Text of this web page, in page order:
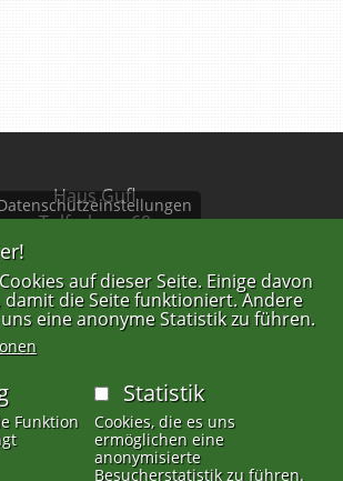
Haus Gufl
Tulferberg 60
Tel: +43 676 844639201
info@gufl.at
AGB
Datenschutzerklärung
auf dieser Seite. Einige davon
die Seite funktioniert. Andere
eine anonyme Statistik zu führen.
Funktion
Statistik
Cookies, die es uns
ermöglichen eine
anonymisierte
Besucherstatistik zu führen.